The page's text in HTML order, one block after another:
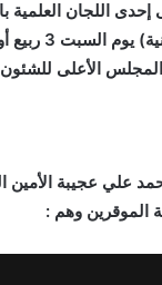
إحدى اللجان العلمية
الأعلى للشئون
أحمد علي عجيبة
الموقرين وهم :